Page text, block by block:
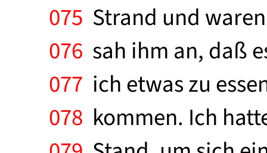
075 Strand und
076 sah ihm an, daß
077 ich etwas zu
078 kommen. Ich